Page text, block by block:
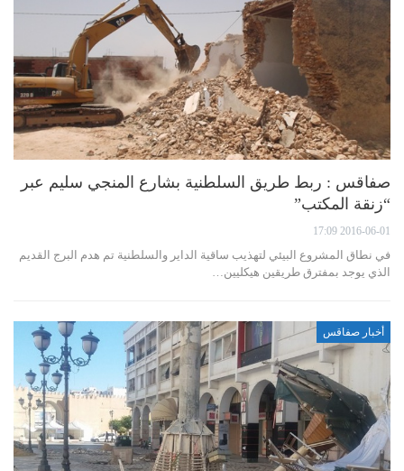
صفاقس : ربط طريق السلطنية بشارع المنجي سليم عبر
“زنقة المكتب”
2016-06-01 17:09
في نطاق المشروع البيئي لتهذيب ساقية الداير والسلطنية تم هدم البرج القديم
الذي يوجد بمفترق طريقين هيكليين…
أخبار صفاقس